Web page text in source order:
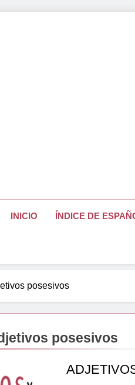
Página Para
INICIO ÍNDICE DE
posesivos
posesivos